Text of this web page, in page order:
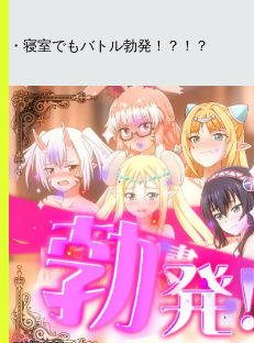
・寝室でもバトル勃発！？！？